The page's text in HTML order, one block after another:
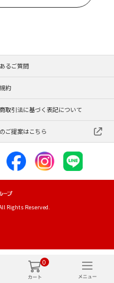
0
るご質問
約
取引法に基づく表記について
ご提案はこちら
Rights Reserved.